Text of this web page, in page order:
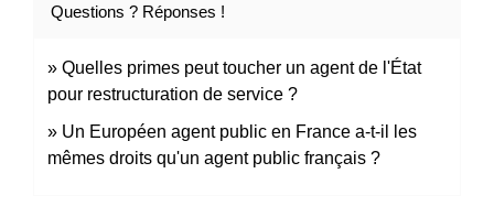
Questions ? Réponses !
Quelles primes peut toucher un agent de l'État
pour restructuration de service ?
Un Européen agent public en France a-t-il les
mêmes droits qu'un agent public français ?